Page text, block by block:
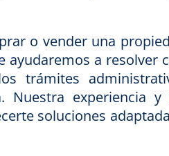
o vender una
ayudaremos a resolver
trámites
Nuestra experiencia
soluciones